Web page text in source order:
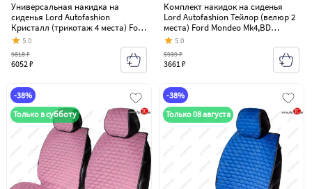
Универсальная накидка на
сиденья Lord Autofashion
Кристалл (трикотаж 4 места) Ford
Mondeo Mk4,BD дорестайлинг,
5.0
6052 ₽
9818 ₽
Комплект накидок на сиденья
Lord Autofashion Тейлор (велюр 2
места) Ford Mondeo Mk4,BD
дорестайлинг, седан (2007-2010)
5.0
3661 ₽
5939 ₽
-38%
Только в субботу
-38%
Только 08 августа